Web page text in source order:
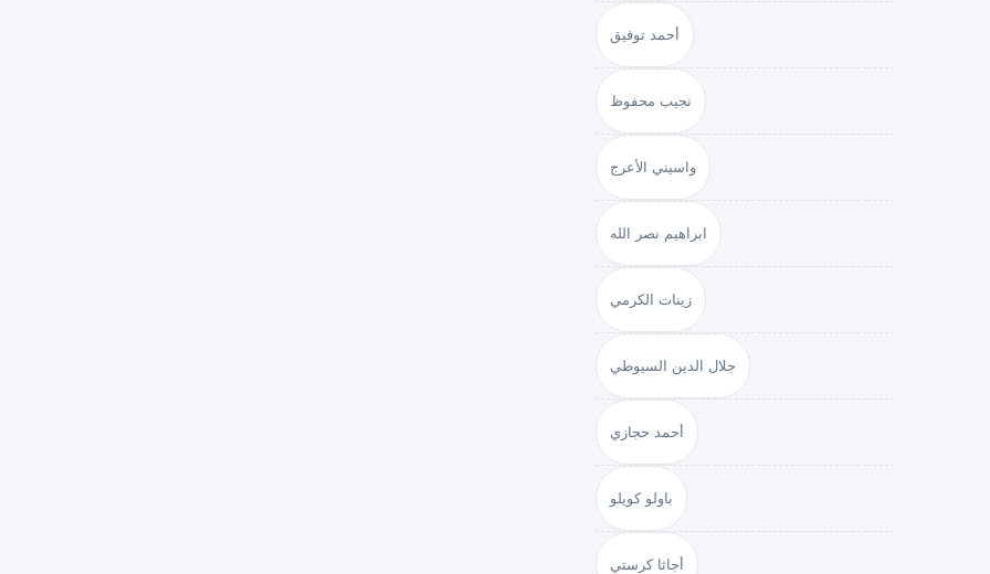
أحمد توفيق
نجيب محفوظ
واسيني الأعرج
ابراهيم نصر الله
زينات الكرمي
جلال الدين السيوطي
أحمد حجازي
باولو كويلو
أجاثا كرستي